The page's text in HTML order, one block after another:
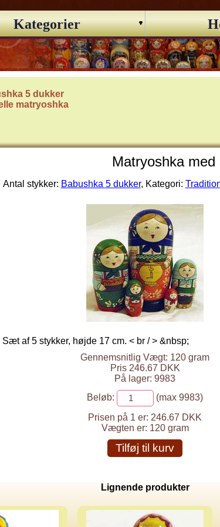
Kategorier
5 dukker
matryoshka
Matryoshka
Antal stykker: Babushka 5 dukker, Kategori:
af 5 stykker, højde 17 cm. < br / > &nbsp;
Gennemsnitlig Vægt: 120 gram
Pris 246.67 DKK
På lager: 9983
Beløb:
(max 9983)
Prisen på 1 er: 246.67 DKK
Vægten er: 120 gram
Tilføj til kurv
Lignende produkter